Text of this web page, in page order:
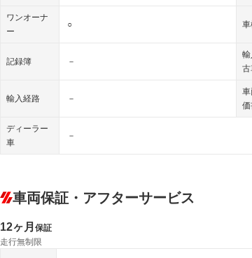
ワンオーナ
ー
○ 車
記録簿 －
輸
輸入経路 －
ディーラー
車
－
車両保証・アフターサービス
12ヶ月 保証
走行無制限